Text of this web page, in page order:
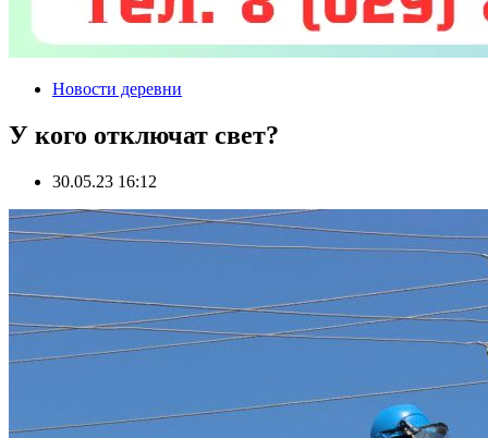
Новости деревни
У кого отключат свет?
30.05.23 16:12